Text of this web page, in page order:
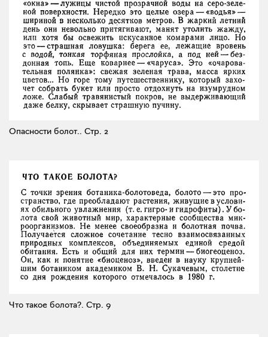
Опасности болот.. Стр. 2
Что такое болота?. Стр. 9